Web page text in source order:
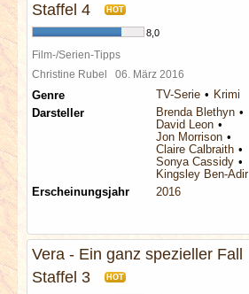
Staffel 4
HOT
8,0
Film-/Serien-Tipps
Christine Rubel 06. März 2016
Genre TV-Serie
Krimi
Darsteller
Brenda Blethyn
David Leon
Jon Morrison
Claire Calbraith
Sonya Cassidy
Kingsley Ben-Adir
Erscheinungsjahr
2016
Vera - Ein ganz spezieller Fall
Staffel 3
HOT